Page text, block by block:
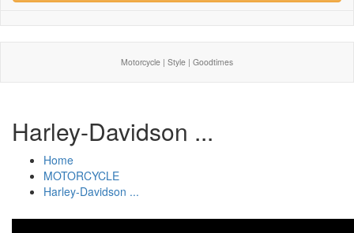
Motorcycle | Style | Goodtimes
Harley-Davidson ...
Home
MOTORCYCLE
Harley-Davidson ...